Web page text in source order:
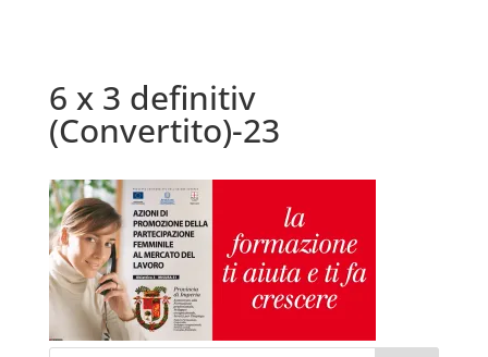
6 x 3 definitiv
(Convertito)-23